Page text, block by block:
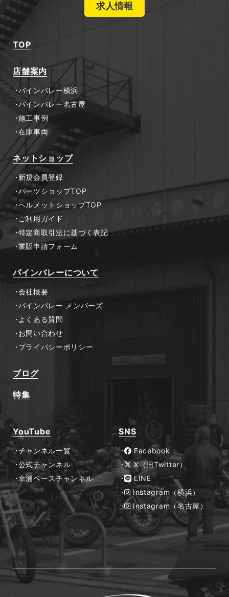
求人情報
TOP
店舗案内
パインバレー横浜
パインバレー名古屋
施工事例
在庫車両
ネットショップ
新規会員登録
パーツショップTOP
ヘルメットショップTOP
ご利用ガイド
特定商取引法に基づく表記
業販申請フォーム
パインバレーについて
会社概要
パインバレー メンバーズ
よくある質問
お問い合わせ
プライバシーポリシー
ブログ
特集
YouTube
チャンネル一覧
公式チャンネル
幸浦ベースチャンネル
SNS
Facebook
X（旧Twitter）
LINE
Instagram（横浜）
Instagram（名古屋）